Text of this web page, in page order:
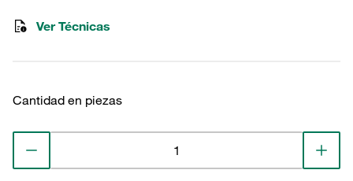
Ver Técnicas
Cantidad en piezas